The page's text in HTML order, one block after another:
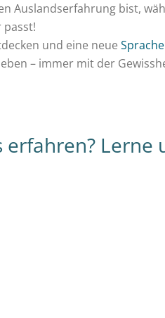
Auslandserfahrung bist,
passt!
und eine neue
– immer mit der
Lerne